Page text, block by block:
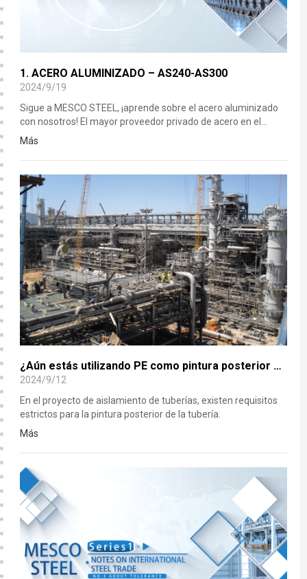
1. ACERO ALUMINIZADO – AS240-AS300
2024/9/19
Sigue a MESCO STEEL, ¡aprende sobre el acero aluminizado
con nosotros! El mayor proveedor privado de acero en el
noreste de China. ¡17 años, 90 países, más de 700 clientes a
Empresa de veletas de precios en los principales medios de
comunicación. Empresa miembro del consejo de la Unión de
Exportadores de Acero de China. Entre los 20 principales
proveedores de acero para revestimiento de China en 2019.
Entre los 100 principales proveedo
Más
¿Aún estás utilizando PE como pintura posterior para las carcasas de aislamiento de las tuberías?
2024/9/12
En el proyecto de aislamiento de tuberías, existen requisitos
estrictos para la pintura posterior de la tubería.
Más